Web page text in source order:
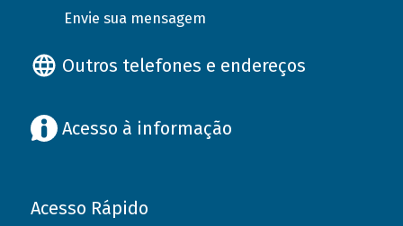
Envie sua mensagem
Outros telefones e endereços
Acesso à informação
Acesso Rápido